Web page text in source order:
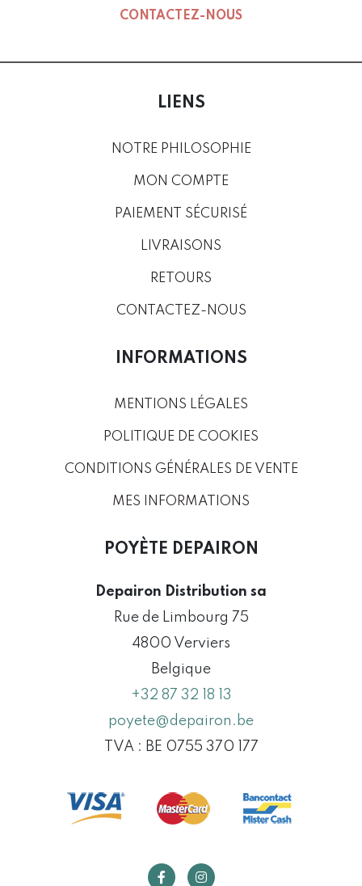
CONTACTEZ-NOUS
LIENS
NOTRE PHILOSOPHIE
MON COMPTE
PAIEMENT SÉCURISÉ
LIVRAISONS
RETOURS
CONTACTEZ-NOUS
INFORMATIONS
MENTIONS LÉGALES
POLITIQUE DE COOKIES
CONDITIONS GÉNÉRALES DE VENTE
MES INFORMATIONS
POYÈTE DEPAIRON
Depairon Distribution sa
Rue de Limbourg 75
4800 Verviers
Belgique
+32 87 32 18 13
poyete@depairon.be
TVA : BE 0755 370 177